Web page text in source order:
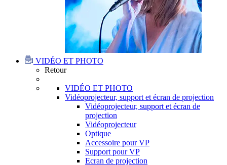
VIDÉO ET PHOTO
Retour
VIDÉO ET PHOTO
Vidéoprojecteur, support et écran de projection
Vidéoprojecteur, support et écran de
projection
Vidéoprojecteur
Optique
Accessoire pour VP
Support pour VP
Ecran de projection